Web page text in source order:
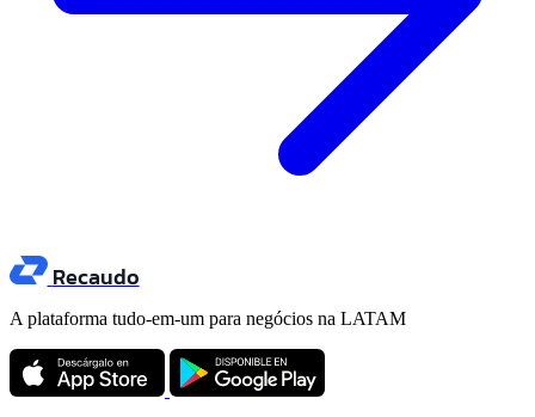
Recaudo
A plataforma tudo-em-um para negócios na LATAM